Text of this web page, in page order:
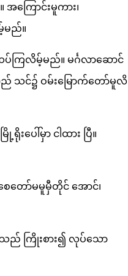
ြောင်းမူကား၊
ည်။
လိမ့်မည်။ မင်္ဂလာဆောင်
သင်၌ ဝမ်းမြောက်တော်မူလိ
ေါ်မှာ ငါထား ပြီ။
ေတော်မမူမှီတိုင် အောင်၊
ည် ကြိုးစား၍ လုပ်သော